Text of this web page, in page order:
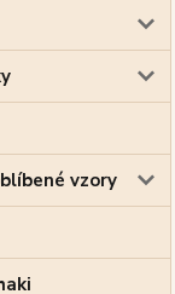
vzory